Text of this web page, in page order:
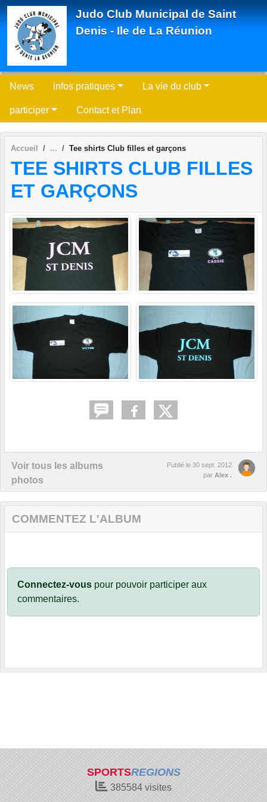
Judo Club Municipal de Saint
Denis - Ile de La Réunion
News infos pratiques La vie du club
participer Contact et Plan
Accueil Tee shirts Club filles et garçons
TEE SHIRTS CLUB FILLES
ET GARÇONS
Voir tous les albums
photos
Publié le 30 sept. 2012
par Alex .
COMMENTEZ L'ALBUM
Connectez-vous pour pouvoir participer aux
commentaires.
SPORTSREGIONS
385584 visites
Panneau de gestion des cookies